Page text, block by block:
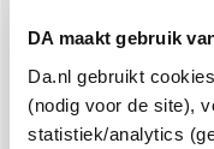
DA maakt gebruik
Da.nl gebruikt
(nodig voor de site),
statistiek/analytics
8.6
Over DA